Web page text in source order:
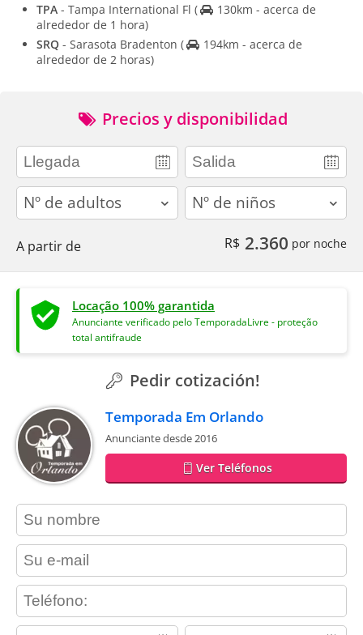
TPA - Tampa International Fl (
130km - acerca de
alrededor de 1 hora)
SRQ - Sarasota Bradenton (
194km - acerca de
alrededor de 2 horas)
Precios y disponibilidad
adults children
A partir de R$ 2.360 por noche
Locação 100% garantida
Anunciante verificado pelo TemporadaLivre - proteção
total antifraude
Pedir cotización!
Temporada Em Orlando
Anunciante desde 2016
Ver Teléfonos
contact_name
contact_email
contact_phone